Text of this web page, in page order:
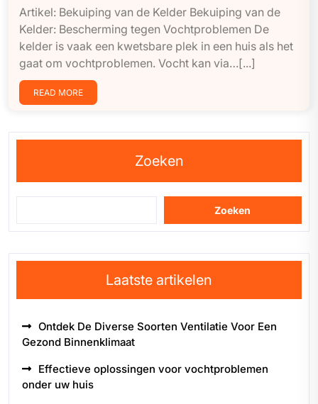
Artikel: Bekuiping van de Kelder Bekuiping van de
Kelder: Bescherming tegen Vochtproblemen De
kelder is vaak een kwetsbare plek in een huis als het
gaat om vochtproblemen. Vocht kan via…[...]
READ MORE
Zoeken
Zoeken
Laatste artikelen
Ontdek De Diverse Soorten Ventilatie Voor Een
Gezond Binnenklimaat
Effectieve oplossingen voor vochtproblemen
onder uw huis